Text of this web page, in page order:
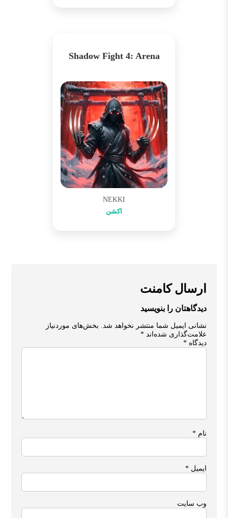
Shadow Fight 4: Arena
NEKKI
اکشن
ارسال کامنت
دیدگاهتان را بنویسید
نشانی ایمیل شما منتشر نخواهد شد. بخش‌های موردنیاز
علامت‌گذاری شده‌اند*
دیدگاه*
نام*
ایمیل*
وب‌ سایت